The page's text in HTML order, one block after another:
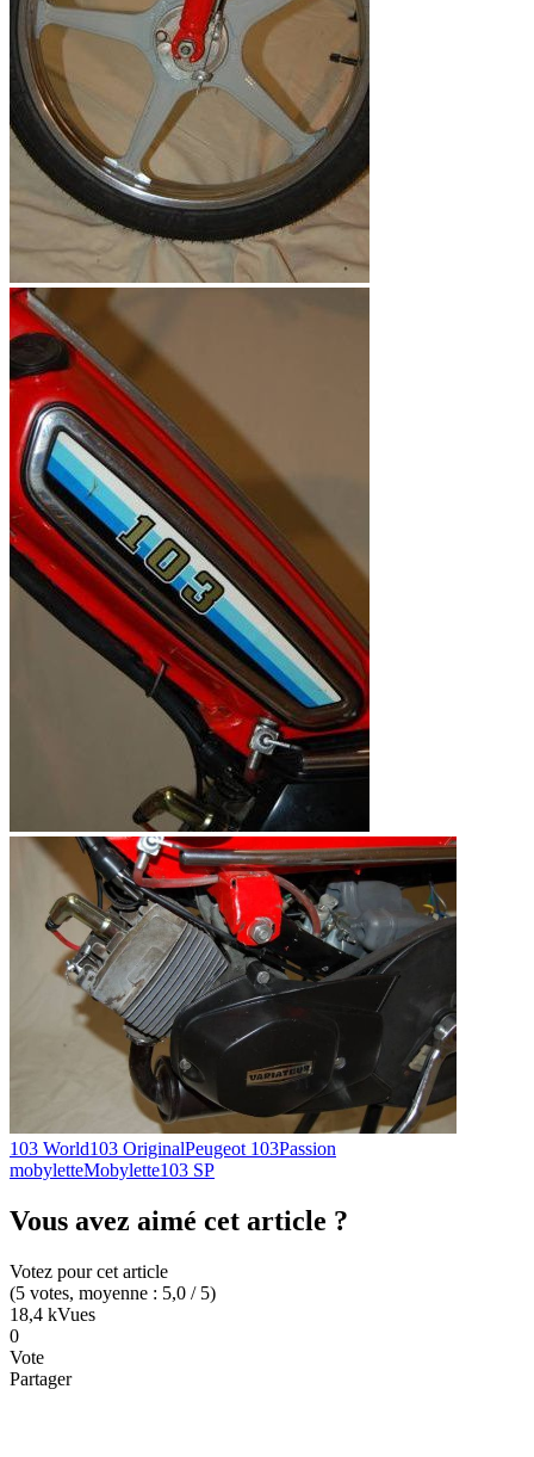
103 World103 OriginalPeugeot 103Passion
mobyletteMobylette103 SP
Vous avez aimé cet article ?
Votez pour cet article
(5 votes, moyenne : 5,0 / 5)
18,4 kVues
0
Vote
Partager